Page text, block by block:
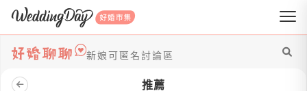
WeddingDay 好婚市集
新娘可匿名討論區
推薦